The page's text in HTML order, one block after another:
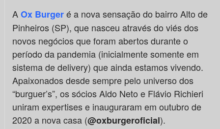
AOx Burgeré a nova sensação do bairro Alto de
Pinheiros (SP), que nasceu através do viés dos
novos negócios que foram abertos durante o
período da pandemia (inicialmente somente em
sistema de delivery) que ainda estamos vivendo.
Apaixonados desde sempre pelo universo dos
“burguer’s”, os sócios Aldo Neto e Flávio Richieri
uniram expertises e inauguraram em outubro de
2020 a nova casa (@oxburgeroficial).